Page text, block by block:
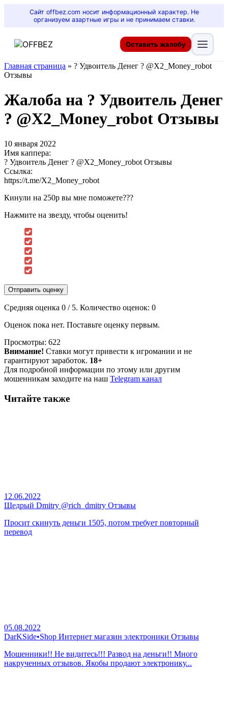
Сайт offbez.com носит информационный характер. Не
организуем азартные игры и не принимаем ставки.
Оставить жалобу
Главная страница » ? Удвоитель Денег ? @X2_Money_robot
Отзывы
Жалоба на ? Удвоитель Денег
? @X2_Money_robot Отзывы
10 января 2022
Имя каппера:
? Удвоитель Денег ? @X2_Money_robot Отзывы
Ссылка:
https://t.me/X2_Money_robot
Кинули на 250р вы мне поможете???
Нажмите на звезду, чтобы оценить!
Отправить оценку
Средняя оценка 0 / 5. Количество оценок: 0
Оценок пока нет. Поставьте оценку первым.
Просмотры: 622
Внимание! Ставки могут привести к игромании и не
гарантируют заработок. 18+
Для подробной информации по этому или другим
мошенникам заходите на наш Telegram канал
Читайте также
12.06.2022
Щедрый Dmitry @rich_dmitry Отзывы
Просит скинуть деньги 1505, потом требует повторный
перевод
05.08.2022
DarKSide•Shop Интернет магазин электроники Отзывы
Мошенники!! Не видитесь!!! Развод на деньги!! Много
накрученных отзывов. Якобы продают электронику...